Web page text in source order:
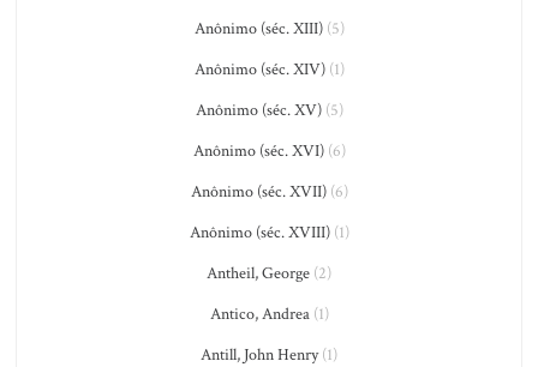
Anônimo (séc. XIII)(5)
Anônimo (séc. XIV)(1)
Anônimo (séc. XV)(5)
Anônimo (séc. XVI)(6)
Anônimo (séc. XVII)(6)
Anônimo (séc. XVIII)(1)
Antheil, George (2)
Antico, Andrea(1)
Antill, John Henry(1)